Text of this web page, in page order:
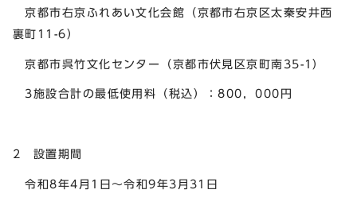
京都市右京ふれあい文化会館（京都市右京区太秦安井西
裏町11-6）
京都市呉竹文化センター（京都市伏見区京町南35-1）
3施設合計の最低使用料（税込）：800，000円
2 設置期間
令和8年4月1日～令和9年3月31日